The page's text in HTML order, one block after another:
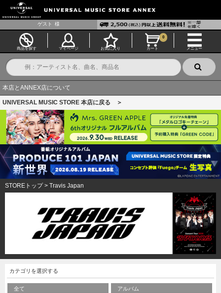
ゲスト 様
商品を探す マイページ お気に入り カート
0
メニュー
本店とANNEX店について
UNIVERSAL MUSIC STORE 本店に戻る ＞
STOREトップ> Travis Japan
カテゴリを選択する
全て アルバム